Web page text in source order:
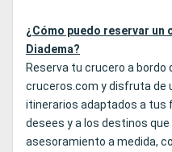
¿Cómo puedo reservar
Diadema?
Reserva tu crucero a bordo
cruceros.com y disfruta de
itinerarios adaptados a tus
desees y a los destinos que
asesoramiento a medida,